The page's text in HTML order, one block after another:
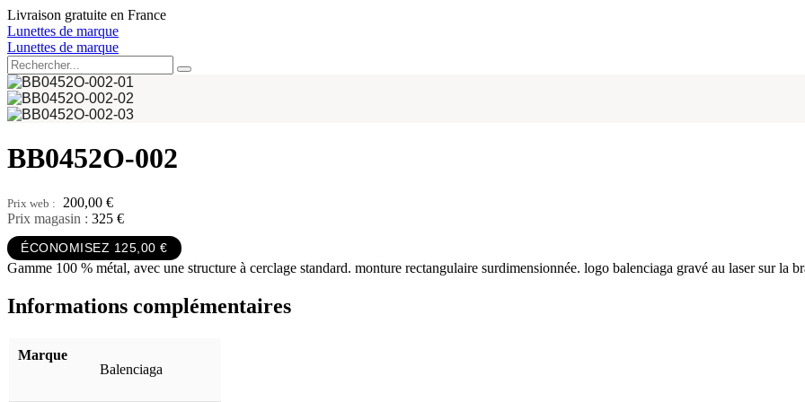
Aller
au
contenu
Livraison gratuite en France
Lunettes de marque
Lunettes de marque
BB0452O-002
200,00 €
Prix magasin : 325 €
ÉCONOMISEZ 125,00 €
Gamme 100 % métal, avec une structure à cerclage standard. monture rectangulaire surdimensionnée. logo balenciaga gravé au laser sur la
Informations complémentaires
Marque
Balenciaga